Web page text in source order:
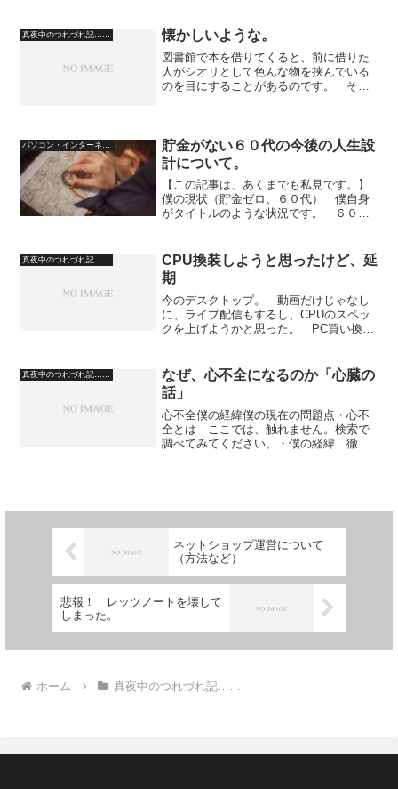
ろうとしているのかな、と...
真夜中のつれづれ記…… 懐かしいような。
図書館で本を借りてくると、前に借りた
人がシオリとして色んな物を挟んでいる
のを目にすることがあるのです。 そん
の場合は、栞（しおり）に...
貯金がない６０代の今後の人生設
計について。
【この記事は、あくまでも私見です。】
僕の現状（貯金ゼロ、６０代） 僕自身
がタイトルのような状況です。 ６０代
ね。 老齢年金の支給される予定額は、
月に３万円ほどです。 現在...
真夜中のつれづれ記……
CPU換装しようと思ったけど、延
期
今のデスクトップ。 動画だけじゃなし
に、ライブ配信もするし、CPUのスペッ
クを上げようかと思った。 PC買い換え
も出来るらしいので、同世代のCPUを買
って、それもヤフ...
真夜中のつれづれ記……
なぜ、心不全になるのか「心臓の
話」
心不全僕の経緯僕の現在の問題点・心不
全とは ここでは、触れません。検索で
調べてみてください。・僕の経緯 徹夜
ネットショップ運営について
（方法など）
悲報！ レッツノートを壊して
しまった。
ホーム 真夜中のつれづれ記……